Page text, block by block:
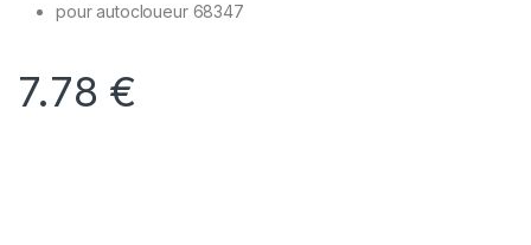
pour autocloueur 68347
7.78 €